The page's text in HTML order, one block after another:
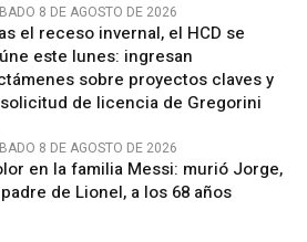
8 DE AGOSTO DE 2026
el receso invernal, el HCD se
este lunes: ingresan
sobre proyectos claves y
de licencia de Gregorini
8 DE AGOSTO DE 2026
en la familia Messi: murió Jorge,
de Lionel, a los 68 años